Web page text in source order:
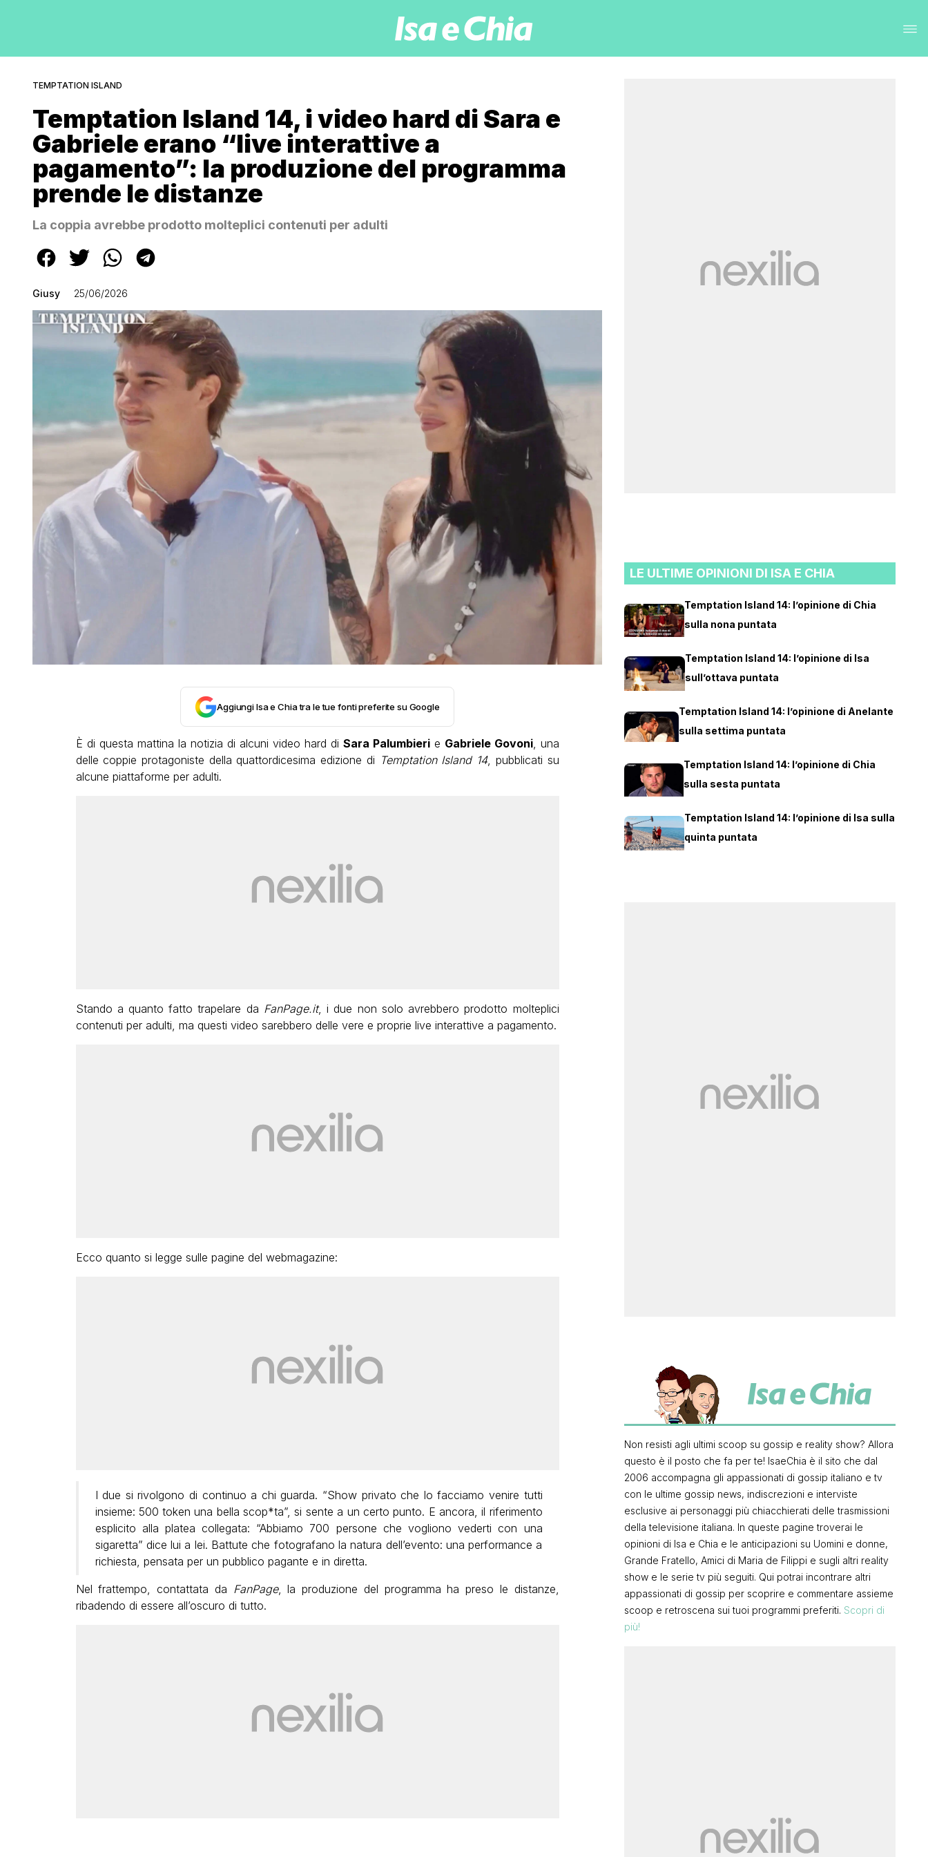
TEMPTATION ISLAND
Temptation Island 14, i video hard di Sara e
Gabriele erano “live interattive a
pagamento”: la produzione del programma
prende le distanze
La coppia avrebbe prodotto molteplici contenuti per adulti
Giusy 25/06/2026
Aggiungi Isa e Chia tra le tue fonti preferite su Google
È di questa mattina la notizia di alcuni video hard di Sara Palumbierie Gabriele Govoni, una
delle coppie protagoniste della quattordicesima edizione di Temptation Island 14, pubblicati su
alcune piattaforme per adulti.
Stando a quanto fatto trapelare da FanPage.it, i due non solo avrebbero prodotto molteplici
contenuti per adulti, ma questi video sarebbero delle vere e proprie live interattive a pagamento.
Ecco quanto si legge sulle pagine del webmagazine:
I due si rivolgono di continuo a chi guarda. “Show privato che lo facciamo venire tutti
insieme: 500 token una bella scop*ta”, si sente a un certo punto. E ancora, il riferimento
esplicito alla platea collegata: “Abbiamo 700 persone che vogliono vederti con una
sigaretta” dice lui a lei. Battute che fotografano la natura dell’evento: una performance a
richiesta, pensata per un pubblico pagante e in diretta.
Nel frattempo, contattata da FanPage, la produzione del programma ha preso le distanze,
ribadendo di essere all’oscuro di tutto.
LE ULTIME OPINIONI DI ISA E CHIA
Temptation Island 14: l’opinione di Chia
sulla nona puntata
Temptation Island 14: l’opinione di Isa
sull’ottava puntata
Temptation Island 14: l’opinione di Anelante
sulla settima puntata
Temptation Island 14: l’opinione di Chia
sulla sesta puntata
Temptation Island 14: l’opinione di Isa sulla
quinta puntata
Non resisti agli ultimi scoop su gossip e reality show? Allora
questo è il posto che fa per te! IsaeChia è il sito che dal
2006 accompagna gli appassionati di gossip italiano e tv
con le ultime gossip news, indiscrezioni e interviste
esclusive ai personaggi più chiacchierati delle trasmissioni
della televisione italiana. In queste pagine troverai le
opinioni di Isa e Chia e le anticipazioni su Uomini e donne,
Grande Fratello, Amici di Maria de Filippi e sugli altri reality
show e le serie tv più seguiti. Qui potrai incontrare altri
appassionati di gossip per scoprire e commentare assieme
scoop e retroscena sui tuoi programmi preferiti. Scopri di
più!